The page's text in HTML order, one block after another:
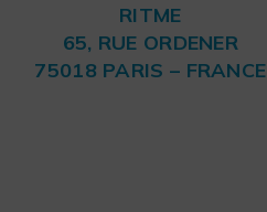
RITME
65, RUE ORDENER
75018 PARIS – FRANCE